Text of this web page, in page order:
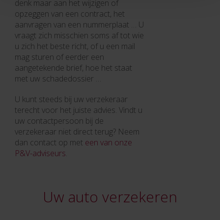
denk maar aan het wijzigen of
opzeggen van een contract, het
aanvragen van een nummerplaat … U
vraagt zich misschien soms af tot wie
u zich het beste richt, of u een mail
mag sturen of eerder een
aangetekende brief, hoe het staat
met uw schadedossier …
U kunt steeds bij uw verzekeraar
terecht voor het juiste advies. Vindt u
uw contactpersoon bij de
verzekeraar niet direct terug? Neem
dan contact op met een van onze
P&V-adviseurs.
Uw auto verzekeren